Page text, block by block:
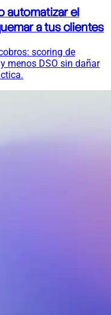
automatizar el
a tus clientes
scoring de
menos DSO sin dañar